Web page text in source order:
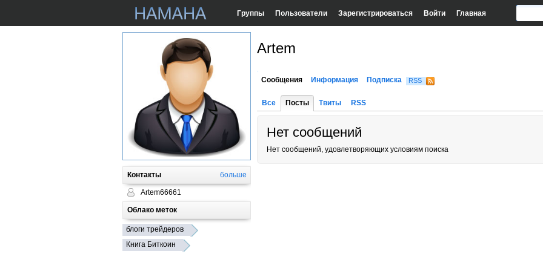
Группы Пользователи Зарегистрироваться Войти Главная
Контакты больше
Artem66661
Облако меток
блоги трейдеров
Книга Биткоин
Artem
Сообщения Информация Подписка RSS
Все Посты Твиты RSS
Нет сообщений
Нет сообщений, удовлетворяющих условиям поиска